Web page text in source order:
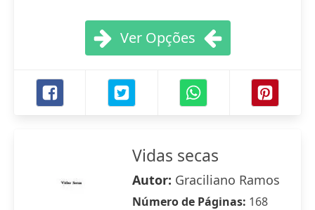
Ver Opções
Vidas secas
Autor: Graciliano Ramos
Número de Páginas: 168